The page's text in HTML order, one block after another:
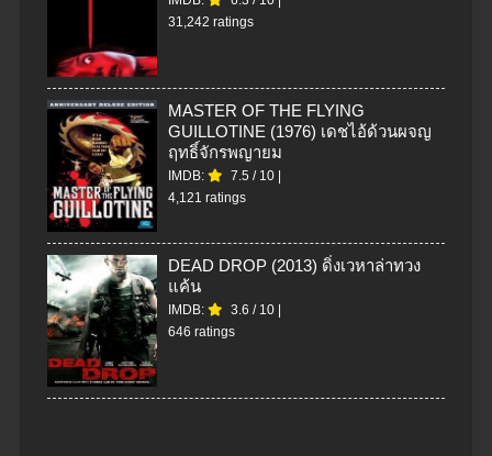
31,242 ratings
MASTER OF THE FLYING
GUILLOTINE (1976) เดชไอ้ด้วนผจญ
ฤทธิ์จักรพญายม
IMDB: 7.5 / 10 |
4,121 ratings
DEAD DROP (2013) ดิ่งเวหาล่าทวง
แค้น
IMDB: 3.6 / 10 |
646 ratings